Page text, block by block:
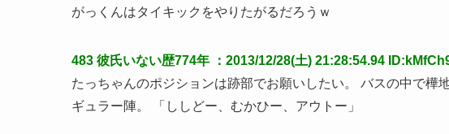
がっくんはタイキックをやりたがるだろうｗ
483 彼氏いない歴774年
：2013/12/28(土) 21:28:54.94
たっちゃんのポジションは跡部でお願いしたい。 バスの中で樺
ギュラー陣。 「ししどー、むかひー、アウトー」